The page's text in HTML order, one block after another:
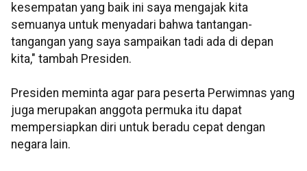
kesempatan yang baik ini saya mengajak kita
semuanya untuk menyadari bahwa tantangan-
tangangan yang saya sampaikan tadi ada di depan
kita," tambah Presiden.
Presiden meminta agar para peserta Perwimnas yang
juga merupakan anggota permuka itu dapat
mempersiapkan diri untuk beradu cepat dengan
negara lain.